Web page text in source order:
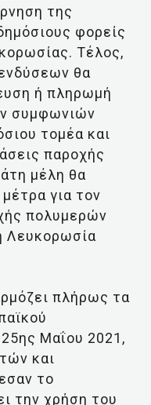
της
φορείς
Τέλος,
θα
ή πληρωμή
συμφωνιών
τομέα και
παροχής
μέλη θα
για τον
πολυμερών
Λευκορωσία
πλήρως τα
Μαΐου 2021,
και
το
την χρήση του